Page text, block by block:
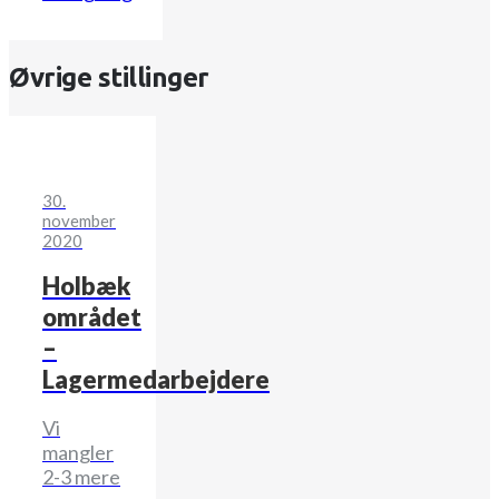
Øvrige stillinger
30.
november
2020
Holbæk
området
–
Lagermedarbejdere
Vi
mangler
2-3 mere